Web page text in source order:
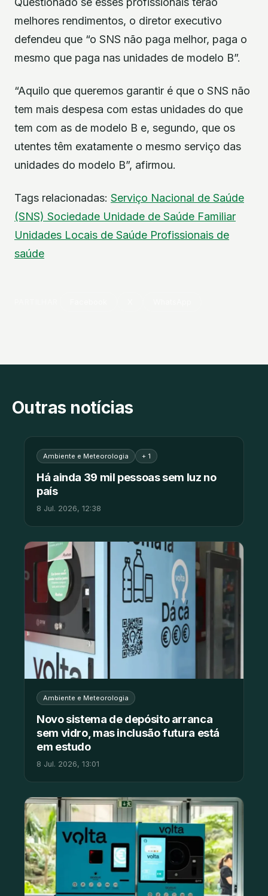
melhores rendimentos, o diretor executivo
defendeu que “o SNS não paga melhor, paga o
mesmo que paga nas unidades de modelo B”.
“Aquilo que queremos garantir é que o SNS não
tem mais despesa com estas unidades do que
tem com as de modelo B e, segundo, que os
utentes têm exatamente o mesmo serviço das
unidades do modelo B”, afirmou.
Tags relacionadas: Serviço Nacional de Saúde
(SNS) Sociedade Unidade de Saúde Familiar
Unidades Locais de Saúde Profissionais de
saúde
Outras notícias
Ambiente e Meteorologia + 1
Há ainda 39 mil pessoas sem luz no
país
8 Jul. 2026, 12:38
Ambiente e Meteorologia
Novo sistema de depósito arranca
sem vidro, mas inclusão futura está
em estudo
8 Jul. 2026, 13:01